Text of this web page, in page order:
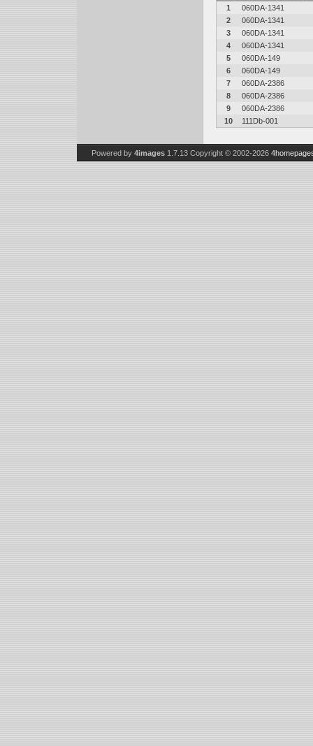
1
060DA-1341
2
060DA-1341
3
060DA-1341
4
060DA-1341
5
060DA-149
6
060DA-149
7
060DA-2386
8
060DA-2386
9
060DA-2386
10
111Db-001
Powered by 4images 1.7.13 Copyright © 2002-2026